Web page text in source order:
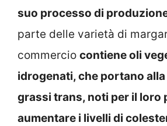
suo processo di
parte delle varietà di
commercio contiene oli
idrogenati, che portano
grassi trans, noti per il loro
aumentare i livelli di